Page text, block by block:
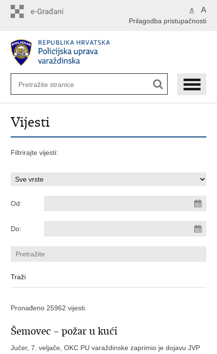
A A
Prilagodba pristupačnosti
Vijesti
Filtrirajte vijesti:
Od:
Do:
Pronađeno 25962 vijesti.
Šemovec – požar u kući
Jučer, 7. veljače, OKC PU varaždinske zaprimio je dojavu JVP